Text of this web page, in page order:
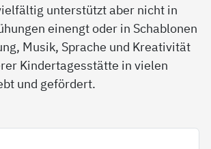
unterstützt aber nicht in
einengt oder in Schablonen
Musik, Sprache und Kreativität
Kindertagesstätte in vielen
und gefördert.